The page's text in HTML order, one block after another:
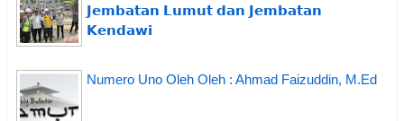
𝗝𝗲𝗺𝗯𝗮𝘁𝗮𝗻 𝗟𝘂𝗺𝘂𝘁 𝗱𝗮𝗻 𝗝𝗲𝗺𝗯𝗮𝘁𝗮𝗻
𝗞𝗲𝗻𝗱𝗮𝘄𝗶
Numero Uno Oleh Oleh : Ahmad Faizuddin, M.Ed